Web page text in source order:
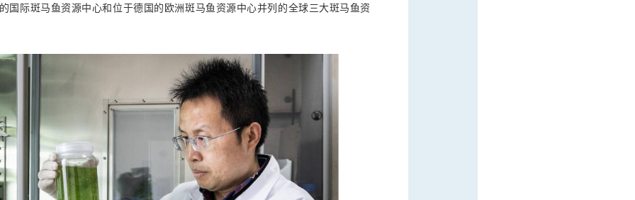
国际斑马鱼资源中心和位于德国的欧洲斑马鱼资源中心并列的全球三大斑马鱼资